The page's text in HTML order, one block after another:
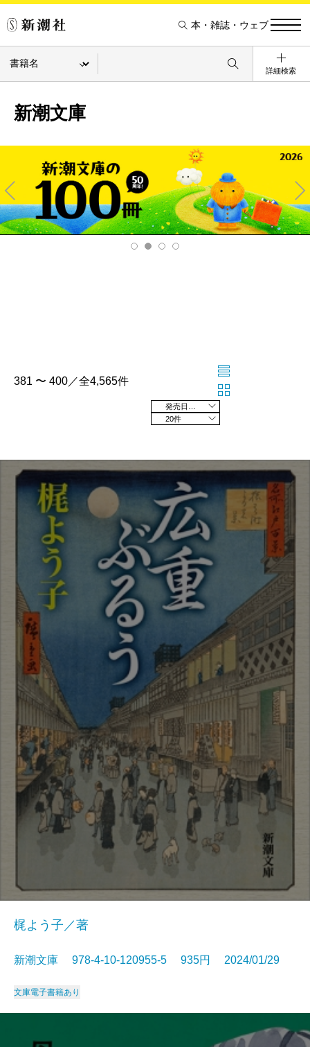
本・雑誌・ウェブ
詳細検索
新潮文庫
Pre
v
Ne
xt
381 〜 400／全4,565件
20件
梶よう子／著
新潮文庫 978-4-10-120955-5 935円 2024/01/29
文庫電子書籍あり